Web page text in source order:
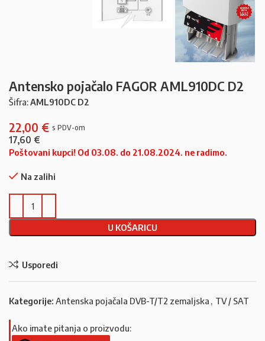
Antensko pojačalo FAGOR AML910DC D2
Šifra:AML910DC D2
22,00 €
17,60 €
Poštovani kupci! Od 03.08. do 21.08.2024. ne radimo.
Na zalihi
U KOŠARICU
Usporedi
Kategorije: Antenska pojačala DVB-T/T2 zemaljska , TV / SAT
Ako imate pitanja o proizvodu: